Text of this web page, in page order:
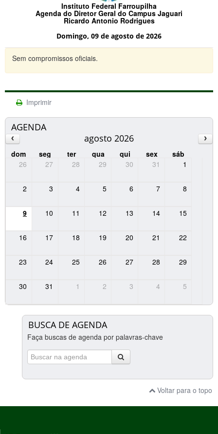
Instituto Federal Farroupilha
Agenda do Diretor Geral do Campus Jaguari
Ricardo Antonio Rodrigues
Domingo, 09 de agosto de 2026
Sem compromissos oficiais.
Imprimir
AGENDA
agosto 2026
dom seg ter qua qui sex
sáb
26
27 28 29 30 31 1
2 3 4 5 6 7 8
9 10 11 12 13 14 15
16 17 18 19 20 21 22
23 24 25 26 27 28 29
30 31 1 2 3 4 5
BUSCA DE AGENDA
Faça buscas de agenda por palavras-chave
Voltar para o topo